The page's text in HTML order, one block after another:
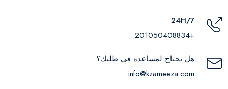
24H/7
+201050408834
هل تحتاج لمساعده في طلبك؟
info@kzameeza.com